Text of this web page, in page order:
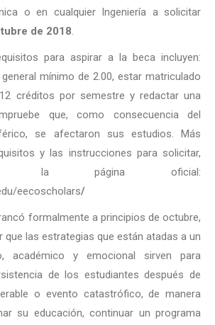
o en cualquier Ingeniería a solicitar
de 2018.
para aspirar a la beca incluyen:
mínimo de 2.00, estar matriculado
créditos por semestre y redactar una
que, como consecuencia del
se afectaron sus estudios. Más
y las instrucciones para solicitar,
la página oficial:
eecoscholars/
formalmente a principios de octubre,
que las estrategias que están atadas a un
académico y emocional sirven para
de los estudiantes después de
o evento catastrófico, de manera
su educación, continuar un programa